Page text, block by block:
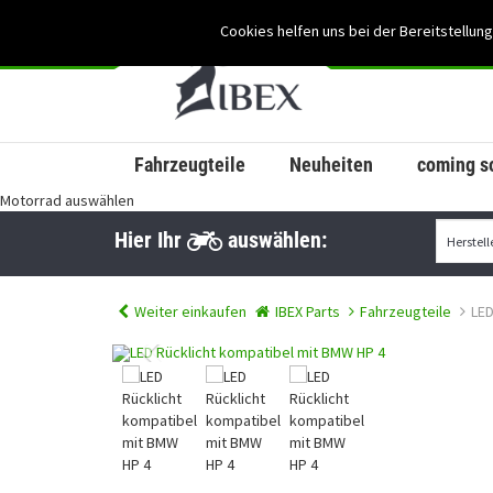
Cookies helfen uns bei der
Fahrzeugteile Neuheiten coming
Motorrad auswählen
Hier Ihr auswählen:
Weiter einkaufen IBEX Parts Fahrzeugteile